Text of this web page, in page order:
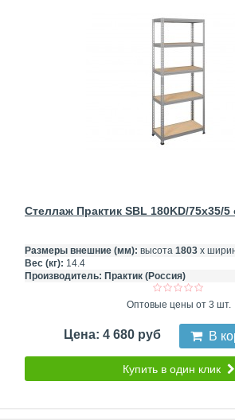
Стеллаж Практик SBL 180KD/75x35/
Размеры внешние (мм): высота 1803 х
Вес (кг): 14.4
Производитель: Практик (Россия)
Оптовые цены от 3 шт.
Цена: 4 680 руб В
Купить в один клик